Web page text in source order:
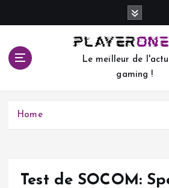
c
Le meilleur de
gaming !
Home
Test de SOCOM: